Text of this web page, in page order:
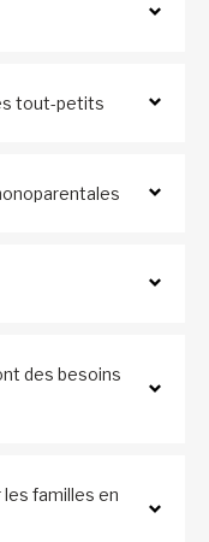
tout-petits
des besoins
les familles en